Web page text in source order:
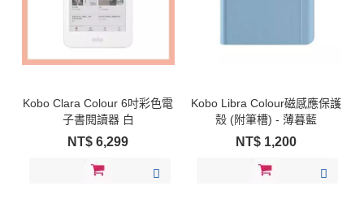
Kobo Clara Colour 6吋彩色電
子書閱讀器 白
NT$6,299
Kobo Libra Colour磁感應保護
殼 (附筆槽) - 薄暮藍
NT$ 1,200